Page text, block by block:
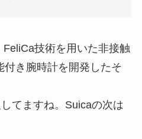
技術を用いた非接触
付き腕時計を開発したそ
てますね。Suicaの次は